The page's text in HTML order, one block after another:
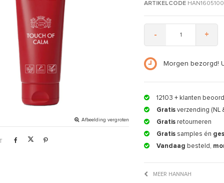
Afbeelding vergroten
ARTIKELCODE HAN1605100
- +
Morgen bezorgd!
12103 + klanten
Gratis verzending (NL
Gratis retourneren
Gratis samples én
Vandaag besteld,
MEER HANNAH